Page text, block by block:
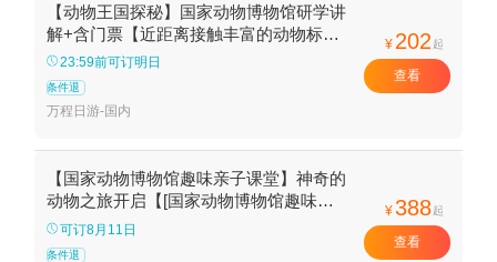
【动物王国探秘】国家动物博物馆研学讲
解+含门票【近距离接触丰富的动物标
本】
23:59前可订明日
条件退
万程日游-国内
¥ 202 起
查看
【国家动物博物馆趣味亲子课堂】神奇的
动物之旅开启【[国家动物博物馆趣味亲
子课堂】
可订8月11日
条件退
¥388起
查看